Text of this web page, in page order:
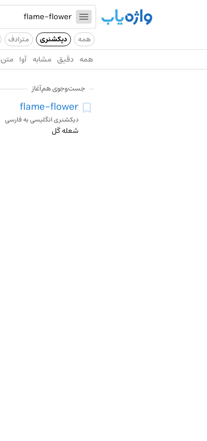
همه دیکشنری مترادف
همه دقیق مشابه آوا متن
جست‌وجوی هم‌آغاز
flame-flower
دیکشنری انگلیسی به فارسی
شعله گل